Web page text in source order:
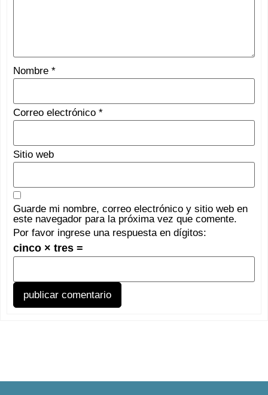
Nombre *
Correo electrónico *
Sitio web
Guarde mi nombre, correo electrónico y sitio web en
este navegador para la próxima vez que comente.
Por favor ingrese una respuesta en dígitos:
cinco × tres =